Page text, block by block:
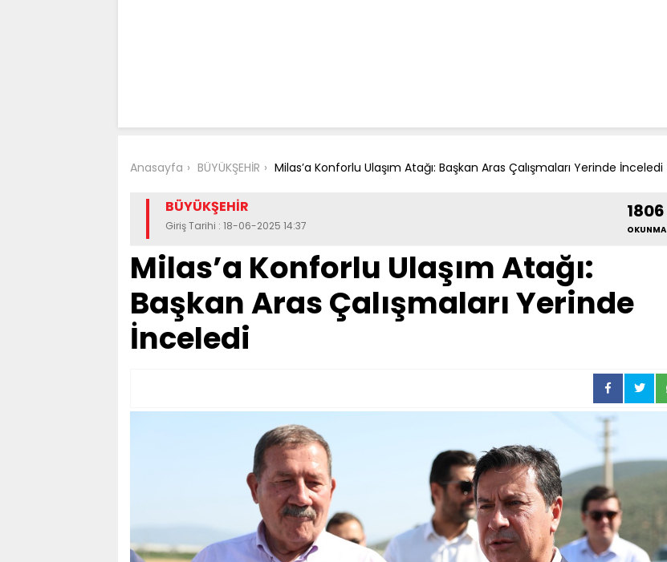
Anasayfa BÜYÜKŞEHİR Milas’a Konforlu Ulaşım Atağı: Başkan Aras Çalışmaları Yerinde İnceledi
BÜYÜKŞEHİR
Giriş Tarihi : 18-06-2025 14:37
1806
OKUNMA
Milas’a Konforlu Ulaşım Atağı:
Başkan Aras Çalışmaları Yerinde
İnceledi